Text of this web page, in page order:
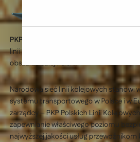
PKP Polskie Linie Kolejowe S.A.
linii kolejowych i dbają o bezpieczny
obszarze całej Polski.
Narodowa sieć linii kolejowych stanowi
systemu transportowego w Polsce i w
zarządcy – PKP Polskich Linii
zapewnianie właściwego poziomu
najwyższej jakości usług